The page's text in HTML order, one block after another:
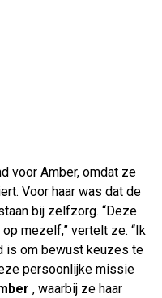
voor Amber, omdat ze
Voor haar was dat de
bij zelfzorg. “Deze
mezelf,” vertelt ze. “Ik
is om bewust keuzes te
persoonlijke missie
, waarbij ze haar